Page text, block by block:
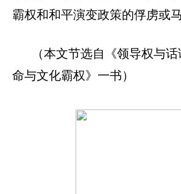
霸权和和平演变政策的俘虏或马
（本文节选自《领导权与
命与文化霸权》一书）